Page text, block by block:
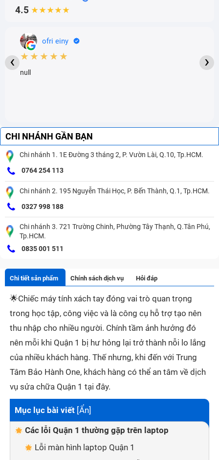
4.5 ★★★★★
ofri einy
★★★★★
null
‹ ›
CHI NHÁNH GẦN BẠN
Chi nhánh 1. 1E Đường 3 tháng 2, P. Vườn Lài, Q.10, Tp.HCM.
0764 254 113
Chi nhánh 2. 195 Nguyễn Thái Học, P. Bến Thành, Q.1, Tp.HCM.
0327 998 188
Chi nhánh 3. 721 Trường Chinh, Phường Tây Thạnh, Q.Tân Phú,
Tp.HCM.
0835 001 511
Chi tiết sản phẩm Chính sách dịch vụ Hỏi đáp
🌟Chiếc máy tính xách tay đóng vai trò quan trọng
trong học tập, công việc và là công cụ hỗ trợ tạo nên
thu nhập cho nhiều người. Chính tầm ảnh hưởng đó
nên mỗi khi Quận 1 bị hư hỏng lại trở thành nỗi lo lắng
của nhiều khách hàng. Thế nhưng, khi đến với Trung
Tâm Bảo Hành One, khách hàng có thể an tâm về dịch
vụ sửa chữa Quận 1 tại đây.
Mục lục bài viết [Ẩn]
Các lỗi Quận 1 thường gặp trên laptop
Lỗi màn hình laptop Quận 1